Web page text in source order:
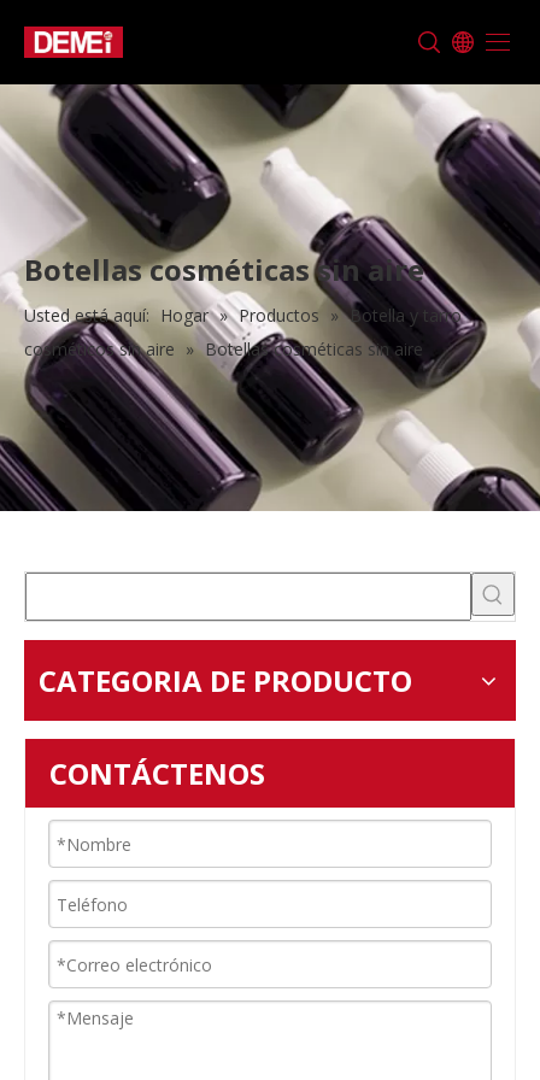
Botellas cosméticas sin aire
Usted está aquí: Hogar » Productos » Botella y tarro
cosméticos sin aire » Botellas cosméticas sin aire
CATEGORIA DE PRODUCTO
CONTÁCTENOS